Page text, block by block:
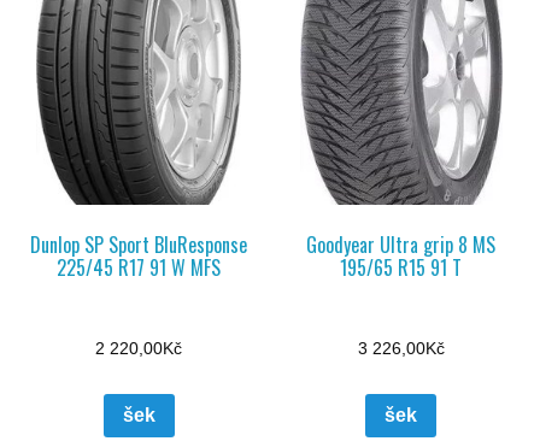
Dunlop SP Sport BluResponse
225/45 R17 91 W MFS
2 220,00Kč
šek
Goodyear Ultra grip 8 MS
195/65 R15 91 T
3 226,00Kč
šek